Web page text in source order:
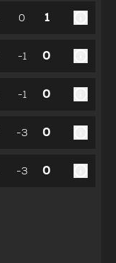
0 1
-1 0
-1 0
-3 0
-3 0